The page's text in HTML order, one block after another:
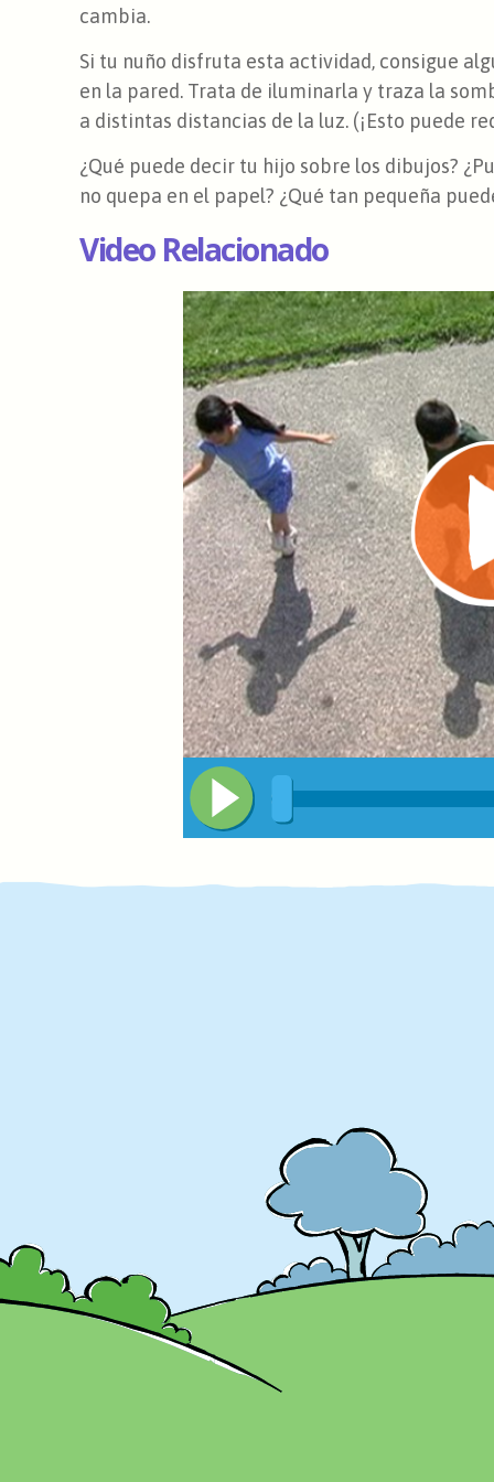
cambia.
Si tu nuño disfruta esta actividad, consigue
en la pared. Trata de iluminarla y traza la
a distintas distancias de la luz. (¡Esto puede
¿Qué puede decir tu hijo sobre los dibujos?
no quepa en el papel? ¿Qué tan pequeña
Video Relacionado